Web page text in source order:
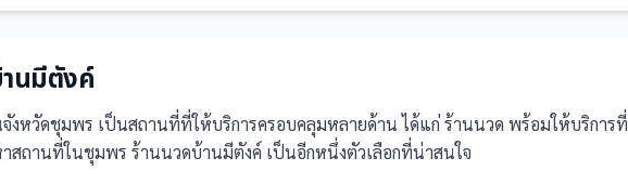
นมีตังค์
งหวัดชุมพร เป็นสถานที่ที่ให้บริการครอบคลุมหลายด้าน ได้แก่ ร้านนวด พร้อมให้บริการที่
สถานที่ในชุมพร ร้านนวดบ้านมีตังค์ เป็นอีกหนึ่งตัวเลือกที่น่าสนใจ